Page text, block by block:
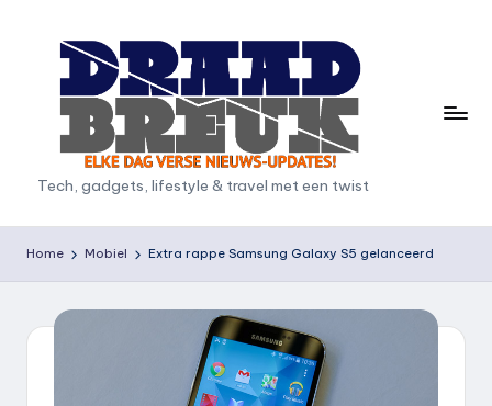
D
r
a
d
Tech, gadgets, lifestyle & travel met een twist
Home Mobiel Extra rappe Samsung Galaxy S5 gelanceerd